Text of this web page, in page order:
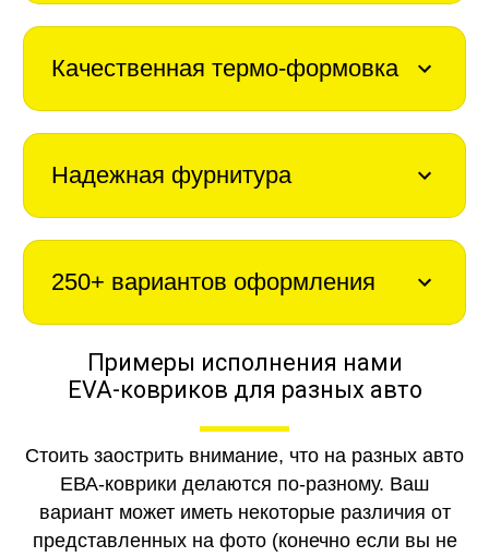
Качественная термо-формовка
Надежная фурнитура
250+ вариантов оформления
Примеры исполнения нами
EVA-ковриков для разных авто
Стоить заострить внимание, что на разных авто
ЕВА-коврики делаются по-разному. Ваш
вариант может иметь некоторые различия от
представленных на фото (конечно если вы не